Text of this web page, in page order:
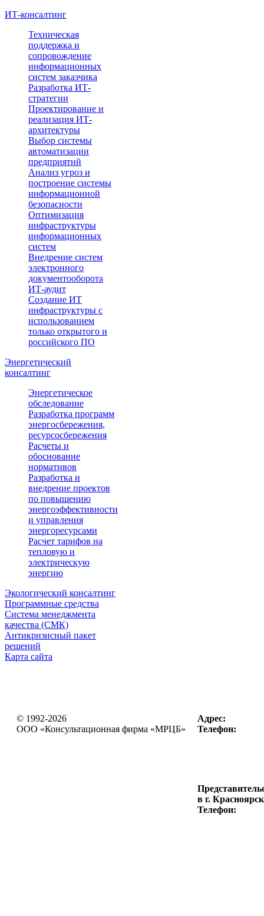
ИТ-консалтинг
Техническая
поддержка и
сопровождение
информационных
систем заказчика
Разработка ИТ-
стратегии
Проектирование и
реализация ИТ-
архитектуры
Выбор системы
автоматизации
предприятий
Анализ угроз и
построение системы
информационной
безопасности
Оптимизация
инфраструктуры
информационных
систем
Внедрение систем
электронного
документооборота
ИТ-аудит
Создание ИТ
инфраструктуры с
использованием
только открытого и
российского ПО
Энергетический
консалтинг
Энергетическое
обследование
Разработка программ
энергосбережения,
ресурсосбережения
Расчеты и
обоснование
нормативов
Разработка и
внедрение проектов
по повышению
энергоэффективности
и управления
энергоресурсами
Расчет тарифов на
тепловую и
электрическую
энергию
Экологический консалтинг
Программные средства
Система менеджмента
качества (СМК)
Антикризисный пакет
решений
Карта сайта
© 1992-2026
OOO «Консультационная фирма «МРЦБ»
Адрес:
Телефон:
в г.
Телефон: